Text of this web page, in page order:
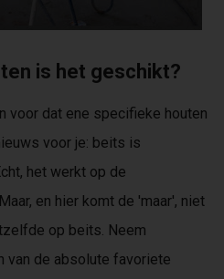
is het geschikt?
voor dat ene specifieke houten
voor je: beits is
het werkt op de
en hier komt de 'maar', niet
op beits. Neem
van de absolute favoriete